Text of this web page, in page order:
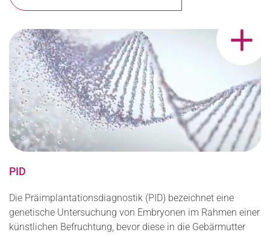
PID
Die Präimplantationsdiagnostik (PID) bezeichnet eine
genetische Untersuchung von Embryonen im Rahmen einer
künstlichen Befruchtung, bevor diese in die Gebärmutter